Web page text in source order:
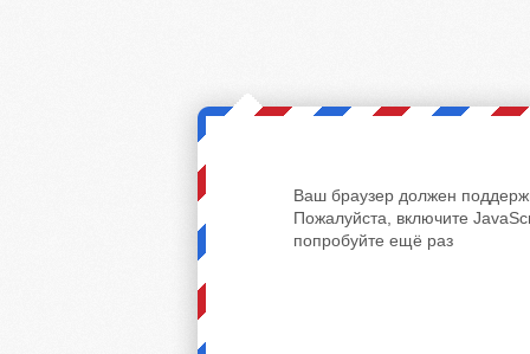
Ваш браузер должен
Пожалуйста, включите
попробуйте ещё раз